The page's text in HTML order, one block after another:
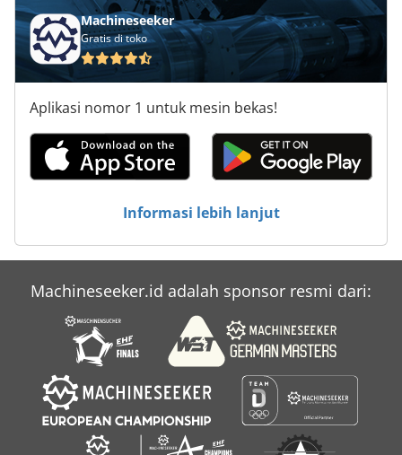
Machineseeker
Gratis di toko
Aplikasi nomor 1 untuk mesin bekas!
Informasi lebih lanjut
Machineseeker.id adalah sponsor resmi dari: